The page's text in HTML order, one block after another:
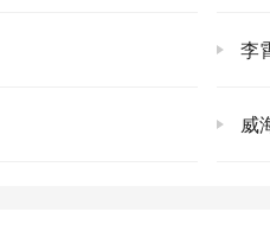
天下来也就二三十块。记得一
理防晒和化学防晒都给我拉满
李
威